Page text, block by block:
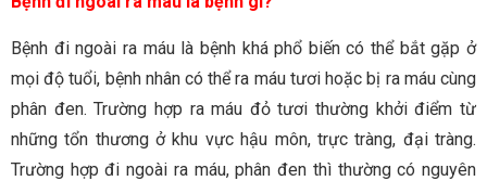
Bệnh đi ngoài ra máu là bệnh khá phổ biến có thể bắt gặp ở
mọi độ tuổi, bệnh nhân có thể ra máu tươi hoặc bị ra máu cùng
phân đen. Trường hợp ra máu đỏ tươi thường khởi điểm từ
những tổn thương ở khu vực hậu môn, trực tràng, đại tràng.
Trường hợp đi ngoài ra máu, phân đen thì thường có nguyên